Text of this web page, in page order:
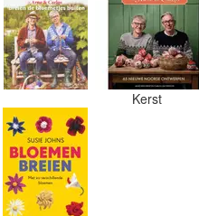
Kerst